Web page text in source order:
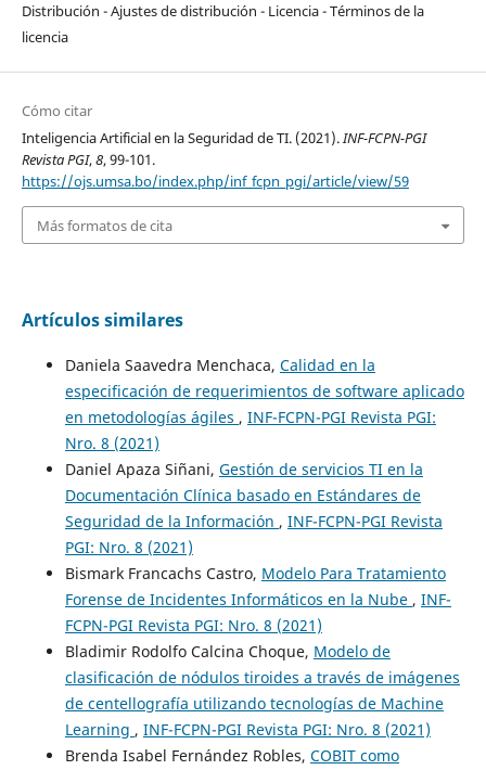
Distribución - Ajustes de distribución - Licencia - Términos de la
licencia
Cómo citar
Inteligencia Artificial en la Seguridad de TI. (2021).INF-FCPN-PGI
Revista PGI,8, 99-101.
https://ojs.umsa.bo/index.php/inf_fcpn_pgi/article/view/59
Más formatos de cita
Artículos similares
Daniela Saavedra Menchaca, Calidad en la
especificación de requerimientos de software aplicado
en metodologías ágiles , INF-FCPN-PGI Revista PGI:
Nro. 8 (2021)
Daniel Apaza Siñani, Gestión de servicios TI en la
Documentación Clínica basado en Estándares de
Seguridad de la Información , INF-FCPN-PGI Revista
PGI: Nro. 8 (2021)
Bismark Francachs Castro, Modelo Para Tratamiento
Forense de Incidentes Informáticos en la Nube , INF-
FCPN-PGI Revista PGI: Nro. 8 (2021)
Bladimir Rodolfo Calcina Choque, Modelo de
clasificación de nódulos tiroides a través de imágenes
de centellografía utilizando tecnologías de Machine
Learning , INF-FCPN-PGI Revista PGI: Nro. 8 (2021)
Brenda Isabel Fernández Robles, COBIT como